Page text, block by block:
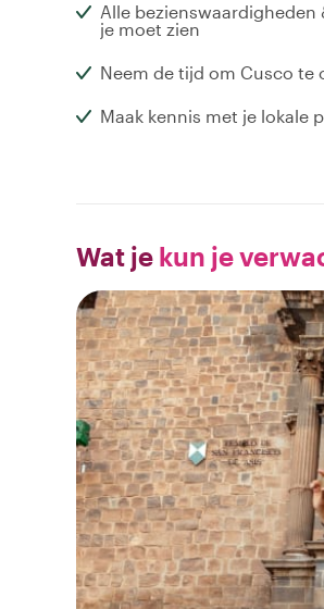
Alle
je moet zien
Neem de tijd om Cusco te
Maak kennis met je lokale
Wat je kun je